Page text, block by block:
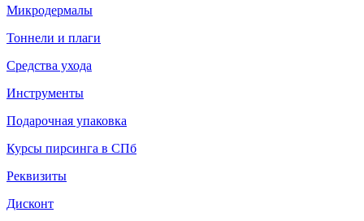
Микродермалы
Тоннели и плаги
Средства ухода
Инструменты
Подарочная упаковка
Курсы пирсинга в СПб
Реквизиты
Дисконт